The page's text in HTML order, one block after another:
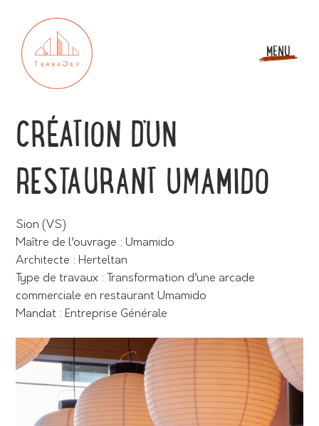
MENU
CRÉATION D’UN
RESTAURANT UMAMIDO
Sion (VS)
Maître de l’ouvrage : Umamido
Architecte : Herteltan
Type de travaux : Transformation d’une arcade
commerciale en restaurant Umamido
Mandat : Entreprise Générale